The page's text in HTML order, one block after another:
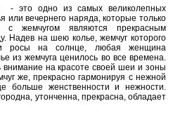
- это одно из самых великолепных
или вечернего наряда, которые только
жемчугом являются прекрасным
Надев на шею колье, жемчуг которого
росы на солнце, любая женщина
из жемчуга ценилось во все времена.
внимание на красоте своей шеи и зоны
же, прекрасно гармонируя с нежной
больше женственности и нежности.
утонченна, прекрасна, обладает